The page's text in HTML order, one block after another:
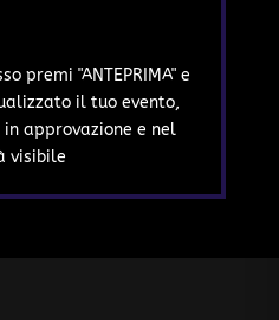
premi "ANTEPRIMA" e
il tuo evento,
approvazione e nel
visibile